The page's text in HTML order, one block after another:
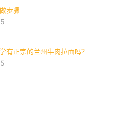
步骤
有正宗的兰州牛肉拉面吗？